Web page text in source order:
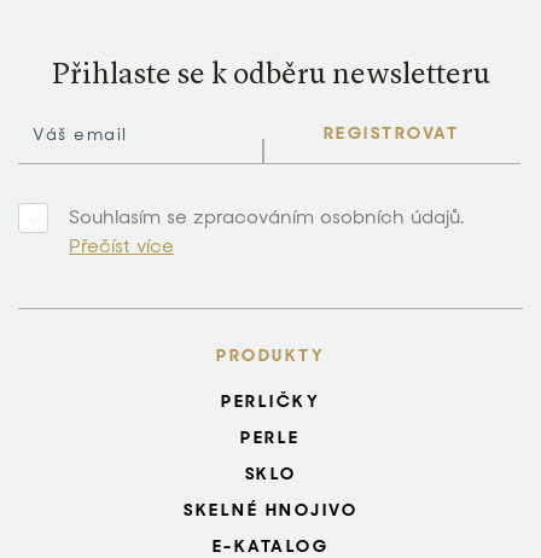
Přihlaste se k odběru newsletteru
REGISTROVAT
Souhlasím se zpracováním osobních údajů.
Přečíst více
PRODUKTY
PERLIČKY
PERLE
SKLO
SKELNÉ HNOJIVO
E-KATALOG